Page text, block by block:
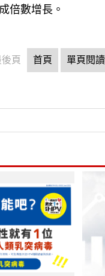
倍數增長。
後頁 首頁 單頁閱讀